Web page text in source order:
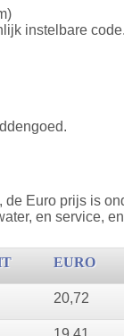
instelbare code.
Euro prijs is
en service,
EURO
20,72